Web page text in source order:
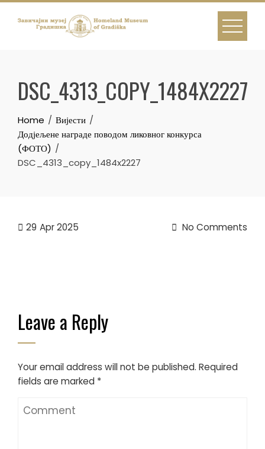
Skip
DSC_4313_COPY_1484X2227
Home
Вијести
Додјељене награде поводом ликовног конкурса
(ФОТО)
DSC_4313_copy_1484x2227
29 Apr 2025 No Comments
Leave a Reply
Your email address will not be published. Required
fields are marked *